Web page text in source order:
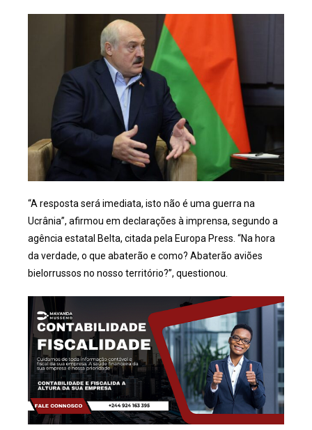
“A resposta será imediata, isto não é uma guerra na
Ucrânia”, afirmou em declarações à imprensa, segundo a
agência estatal Belta, citada pela Europa Press. “Na hora
da verdade, o que abaterão e como? Abaterão aviões
bielorrussos no nosso território?”, questionou.